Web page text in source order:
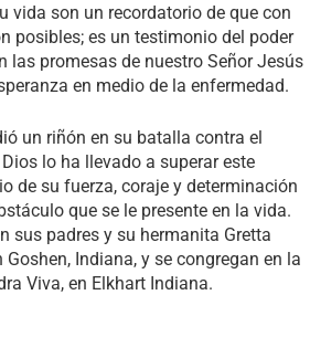
vida son un recordatorio de que con
posibles; es un testimonio del poder
las promesas de nuestro Señor Jesús
en medio de la enfermedad.
un riñón en su batalla contra el
lo ha llevado a superar este
de su fuerza, coraje y determinación
que se le presente en la vida.
sus padres y su hermanita Gretta
Indiana, y se congregan en la
Viva, en Elkhart Indiana.